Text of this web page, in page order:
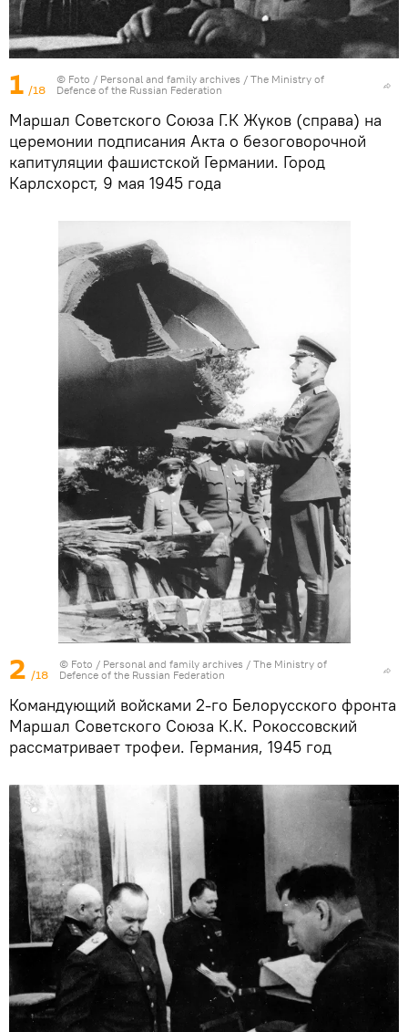
1 /18
© Foto / Personal and family archives / The Ministry of
Defence of the Russian Federation
Маршал Советского Союза Г.К Жуков (справа) на
церемонии подписания Акта о безоговорочной
капитуляции фашистской Германии. Город
Карлсхорст, 9 мая 1945 года
2 /18
© Foto / Personal and family archives / The Ministry of
Defence of the Russian Federation
Командующий войсками 2-го Белорусского фронта
Маршал Советского Союза К.К. Рокоссовский
рассматривает трофеи. Германия, 1945 год